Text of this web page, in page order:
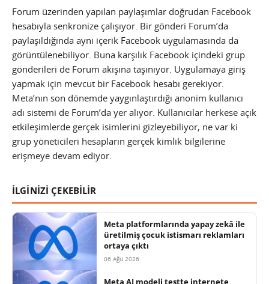
Forum üzerinden yapılan paylaşımlar doğrudan Facebook
hesabıyla senkronize çalışıyor. Bir gönderi Forum’da
paylaşıldığında aynı içerik Facebook uygulamasında da
görüntülenebiliyor. Buna karşılık Facebook içindeki grup
gönderileri de Forum akışına taşınıyor. Uygulamaya giriş
yapmak için mevcut bir Facebook hesabı gerekiyor.
Meta’nın son dönemde yaygınlaştırdığı anonim kullanıcı
adı sistemi de Forum’da yer alıyor. Kullanıcılar herkese açık
etkileşimlerde gerçek isimlerini gizleyebiliyor, ne var ki
grup yöneticileri hesapların gerçek kimlik bilgilerine
erişmeye devam ediyor.
İLGİNİZİ ÇEKEBİLİR
Meta platformlarında yapay zekâ ile
üretilmiş çocuk istismarı reklamları
ortaya çıktı
06 Ağu 2026